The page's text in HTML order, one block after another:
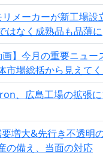
メーカーが新工場設
はなく成熟品も品薄に
】今月の重要ニュー
市場総括から見えてく
、広島工場の拡張
増大&先行き不透明
の備え、当面の対応